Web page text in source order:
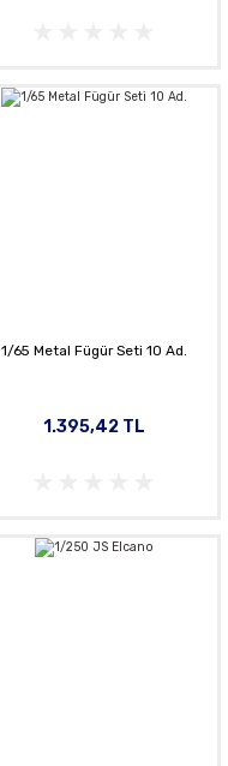
1/65 Metal Fügür Seti 10 Ad.
1.395,42 TL